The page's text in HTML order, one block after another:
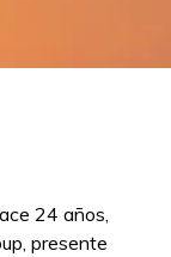
24 años,
presente